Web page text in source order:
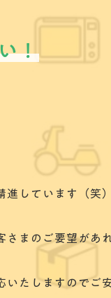
！
しています（笑）
まのご要望があれ
たしますのでご